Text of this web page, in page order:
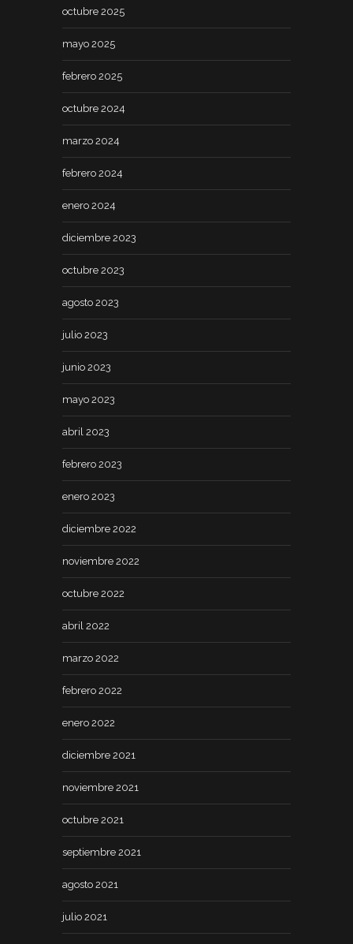
octubre 2025
mayo 2025
febrero 2025
octubre 2024
marzo 2024
febrero 2024
enero 2024
diciembre 2023
octubre 2023
agosto 2023
julio 2023
junio 2023
mayo 2023
abril 2023
febrero 2023
enero 2023
diciembre 2022
noviembre 2022
octubre 2022
abril 2022
marzo 2022
febrero 2022
enero 2022
diciembre 2021
noviembre 2021
octubre 2021
septiembre 2021
agosto 2021
julio 2021